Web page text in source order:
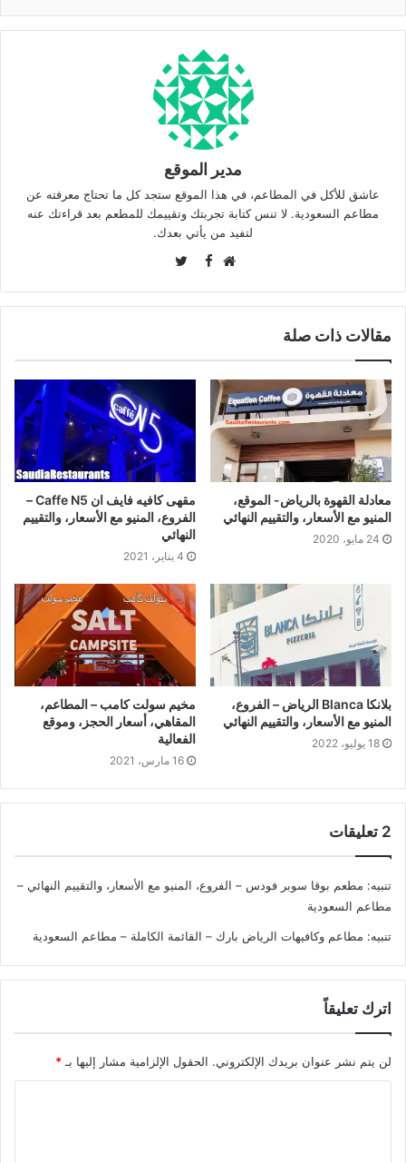
مدير الموقع
عاشق للأكل في المطاعم، في هذا الموقع ستجد كل ما تحتاج معرفته عن
مطاعم السعودية. لا تنس كتابة تجربتك وتقييمك للمطعم بعد قراءتك عنه
لتفيد من يأتي بعدك.
Facebook
مقالات ذات صلة
معادلة القهوة بالرياض- الموقع،
المنيو مع الأسعار، والتقييم النهائي
24 مايو، 2020
مقهى كافيه فايف ان Caffe N5 –
الفروع، المنيو مع الأسعار، والتقييم
النهائي
4 يناير، 2021
بلانكا Blanca الرياض – الفروع،
المنيو مع الأسعار، والتقييم النهائي
18 يوليو، 2022
مخيم سولت كامب – المطاعم،
المقاهي، أسعار الحجز، وموقع
الفعالية
16 مارس، 2021
‫2 تعليقات
تنبيه: مطعم بوقا سوبر فودس – الفروع، المنيو مع الأسعار، والتقييم النهائي –
مطاعم السعودية
تنبيه: مطاعم وكافيهات الرياض بارك – القائمة الكاملة – مطاعم السعودية
اترك تعليقاً
لن يتم نشر عنوان بريدك الإلكتروني. الحقول الإلزامية مشار إليها بـ *